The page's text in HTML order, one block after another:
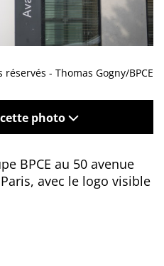
- Thomas Gogny/BPCE
photo
BPCE au 50 avenue
avec le logo visible